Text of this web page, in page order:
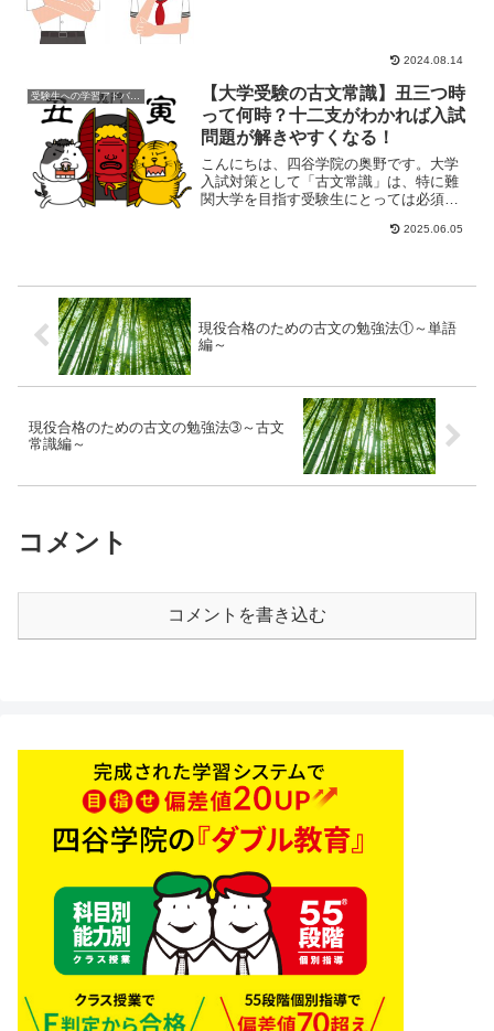
2024.08.14
受験生への学習アドバイス
【大学受験の古文常識】丑三つ時
って何時？十二支がわかれば入試
問題が解きやすくなる！
こんにちは、四谷学院の奥野です。大学
入試対策として「古文常識」は、特に難
関大学を目指す受験生にとっては必須の
2025.06.05
現役合格のための古文の勉強法①～単語
編～
現役合格のための古文の勉強法➂～古文
常識編～
コメント
コメントを書き込む